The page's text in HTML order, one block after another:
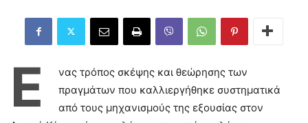
Έ
νας τρόπος σκέψης και θεώρησης των
πραγμάτων που καλλιεργήθηκε συστηματικά
από τους μηχανισμούς της εξουσίας στον